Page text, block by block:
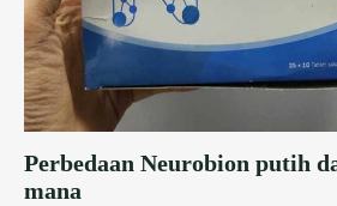
Perbedaan Neurobion putih
mana